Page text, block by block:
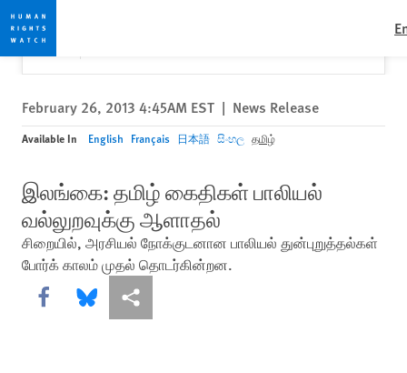
Skip
to
cookie
privacy
notice
Skip
to
main
content
Would you like to read this page in English?
Yes
✕
February 26, 2013 4:45AM EST | News Release
Available In English Français 日本語 සිංහල தமிழ்
இலங்கை: தமிழ் கைதிகள் பாலியல்
வல்லுறவுக்கு ஆளாதல்
சிறையில், அரசியல் நோக்குடனான பாலியல் துன்புறுத்தல்கள்
போர்க் காலம் முதல் தொடர்கின்றன.
Share this via Facebook
Share this via Bluesky
More sharing options